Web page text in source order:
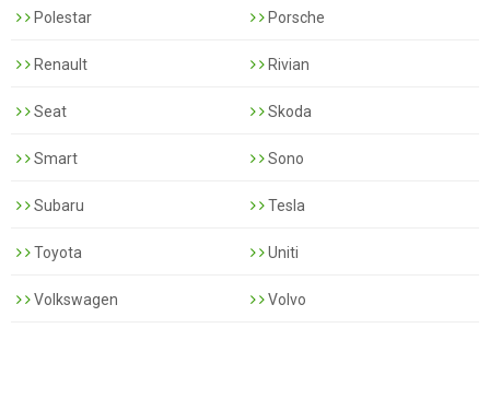
Polestar Porsche
Renault Rivian
Seat Skoda
Smart Sono
Subaru Tesla
Toyota Uniti
Volkswagen Volvo